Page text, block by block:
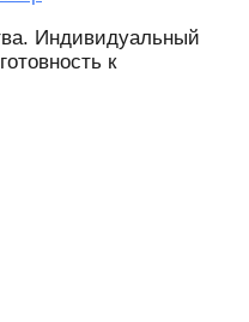
Индивидуальный
к